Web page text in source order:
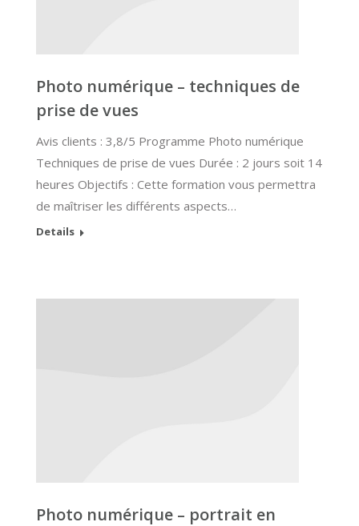
Photo numérique – techniques de
prise de vues
Avis clients : 3,8/5 Programme Photo numérique
Techniques de prise de vues Durée : 2 jours soit 14
heures Objectifs : Cette formation vous permettra
de maîtriser les différents aspects…
Details
Photo numérique – portrait en